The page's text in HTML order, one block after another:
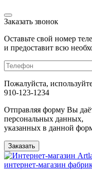
Заказать звонок
Оставьте свой номер
и предоставит всю
Пожалуйста,
910-123-1234
Отправляя форму Вы
персональных данных,
указанных в данной
Заказать
интернет-магазин